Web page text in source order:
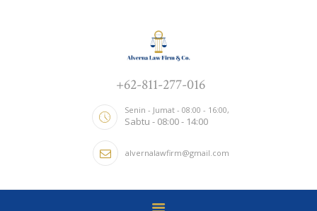
+62-811-277-016
Senin - Jumat - 08:00 - 16:00,
Sabtu - 08:00 - 14:00
alvernalawfirm@gmail.com
ALVERNA LAW FIRM & CO.
Kantor Hukum
TENTANG KAMI
HOME
NEWS UPDATE
CONTACTS